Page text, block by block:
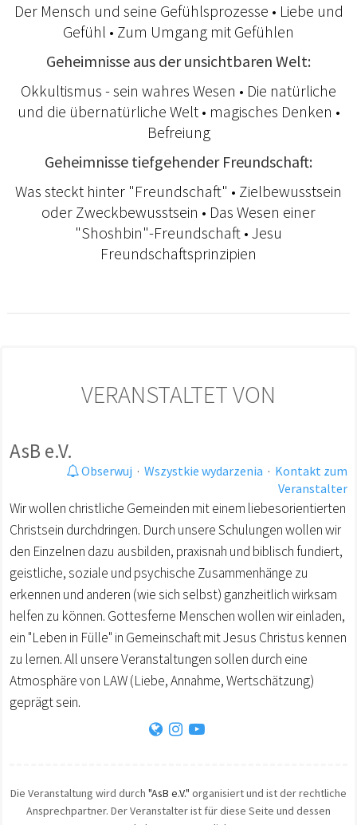
Der Mensch und seine Gefühlsprozesse • Liebe und
Gefühl • Zum Umgang mit Gefühlen
Geheimnisse aus der unsichtbaren Welt:
Okkultismus - sein wahres Wesen • Die natürliche
und die übernatürliche Welt • magisches Denken •
Befreiung
Geheimnisse tiefgehender Freundschaft:
Was steckt hinter "Freundschaft" • Zielbewusstsein
oder Zweckbewusstsein • Das Wesen einer
"Shoshbin"-Freundschaft • Jesu
Freundschaftsprinzipien
VERANSTALTET VON
AsB e.V.
Obserwuj · Wszystkie wydarzenia · Kontakt zum
Veranstalter
Wir wollen christliche Gemeinden mit einem liebesorientierten
Christsein durchdringen. Durch unsere Schulungen wollen wir
den Einzelnen dazu ausbilden, praxisnah und biblisch fundiert,
geistliche, soziale und psychische Zusammenhänge zu
erkennen und anderen (wie sich selbst) ganzheitlich wirksam
helfen zu können. Gottesferne Menschen wollen wir einladen,
ein "Leben in Fülle" in Gemeinschaft mit Jesus Christus kennen
zu lernen. All unsere Veranstaltungen sollen durch eine
Atmosphäre von LAW (Liebe, Annahme, Wertschätzung)
geprägt sein.
Die Veranstaltung wird durch "AsB e.V." organisiert und ist der rechtliche
Ansprechpartner. Der Veranstalter ist für diese Seite und dessen